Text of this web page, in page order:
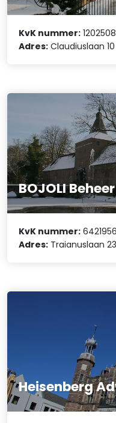
KvK nummer:
Adres: Claudiuslaan 10
BOJOLI
KvK nummer:
Adres: Traianuslaan 23
Heisenberg